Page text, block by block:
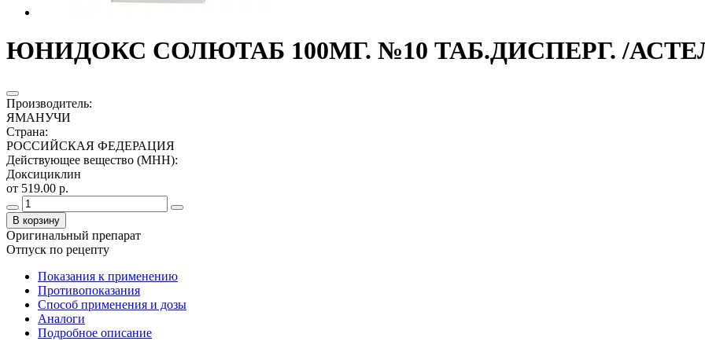
ЮНИДОКС СОЛЮТАБ 100МГ. №10 ТАБ.ДИСПЕРГ. /
Производитель:
ЯМАНУЧИ
Страна:
РОССИЙСКАЯ ФЕДЕРАЦИЯ
Действующее вещество (МНН):
Доксициклин
от 519.00 р.
В корзину
Оригинальный препарат
Отпуск по рецепту
Показания к применению
Противопоказания
Способ применения и дозы
Аналоги
Подробное описание